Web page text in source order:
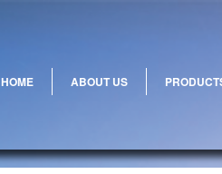
HOME ABOUT US